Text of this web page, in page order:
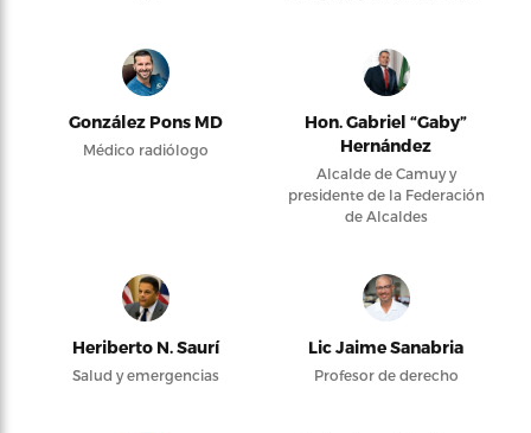
González Pons MD
Médico radiólogo
Hon. Gabriel “Gaby”
Hernández
Alcalde de Camuy y
presidente de la Federación
de Alcaldes
Heriberto N. Saurí
Salud y emergencias
Lic Jaime Sanabria
Profesor de derecho